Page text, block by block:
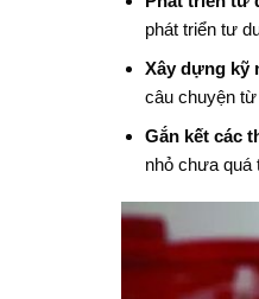
phát triển tư
Xây dựng kỹ
câu chuyện
Gắn kết các
nhỏ chưa quá